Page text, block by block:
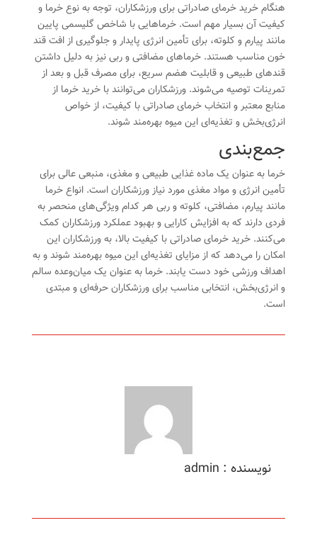
هنگام خرید خرمای صادراتی برای ورزشکاران، توجه به نوع خرما و
کیفیت آن بسیار مهم است. خرماهایی با شاخص گلیسمی پایین
مانند پیارم و کلوته، برای تأمین انرژی پایدار و جلوگیری از افت قند
خون مناسب هستند. خرماهای مضافتی و ربی نیز به دلیل داشتن
قندهای طبیعی و قابلیت هضم سریع، برای مصرف قبل و بعد از
تمرینات توصیه می‌شوند. ورزشکاران می‌توانند با خرید خرما از
منابع معتبر و انتخاب خرمای صادراتی با کیفیت، از خواص
انرژی‌بخش و تغذیه‌ای این میوه بهره‌مند شوند.
جمع‌بندی
خرما به عنوان یک ماده غذایی طبیعی و مغذی، منبعی عالی برای
تأمین انرژی و مواد مغذی مورد نیاز ورزشکاران است. انواع خرما
مانند پیارم، مضافتی، کلوته و ربی هر کدام ویژگی‌های منحصر به
فردی دارند که به افزایش کارایی و بهبود عملکرد ورزشکاران کمک
می‌کنند. خرید خرمای صادراتی با کیفیت بالا، به ورزشکاران این
امکان را می‌دهد که از مزایای تغذیه‌ای این میوه بهره‌مند شوند و به
اهداف ورزشی خود دست یابند. خرما به عنوان یک میان‌وعده سالم
و انرژی‌بخش، انتخابی مناسب برای ورزشکاران حرفه‌ای و مبتدی
است.
نویسنده : admin